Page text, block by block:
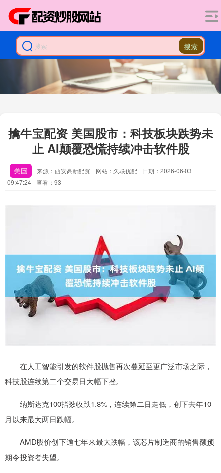
搜索
擒牛宝配资 美国股市：科技板块跌势未
止 AI颠覆恐慌持续冲击软件股
美国 来源：西安高新配资 网站：久联优配
日期：2026-06-03
09:47:24
查看：93
在人工智能引发的软件股抛售再次蔓延至更广泛市场之际，
科技股连续第二个交易日大幅下挫。
纳斯达克100指数收跌1.8%，连续第二日走低，创下去年10
月以来最大两日跌幅。
AMD股价创下逾七年来最大跌幅，该芯片制造商的销售额预
期令投资者失望。